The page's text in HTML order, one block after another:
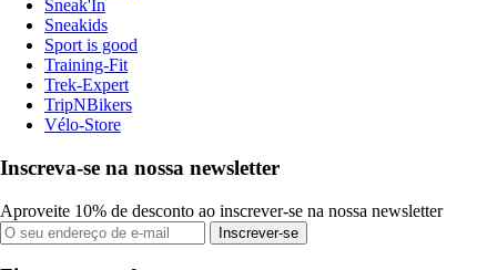
Sneak'In
Sneakids
Sport is good
Training-Fit
Trek-Expert
TripNBikers
Vélo-Store
Inscreva-se na nossa newsletter
Aproveite 10% de desconto ao inscrever-se na nossa newsletter
Inscrever-se